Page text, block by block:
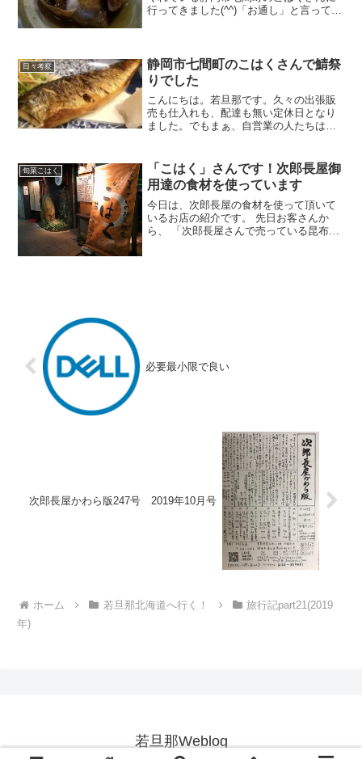
行ってきました(^^)「お通し」と言っても
ですよね。いつもな...
日々考察
静岡市七間町のこはくさんで鯖祭
りでした
こんにちは。若旦那です。久々の出張販
売も仕入れも、配達も無い定休日となり
ました。でもまぁ、自営業の人たちは一
ってちょっと仕事してゴミ出して・・・
その後、免許更新で人生初...
旬菜こはく
「こはく」さんです！次郎長屋御
用達の食材を使っています
今日は、次郎長屋の食材を使って頂いて
いるお店の紹介です。 先日お客さんか
ら、 「次郎長屋さんで売っている昆布で
必要最小限で良い
次郎長屋かわら版247号 2019年10月号
ホーム 若旦那北海道へ行く！
旅行記part21(2019
年)
若旦那Weblog